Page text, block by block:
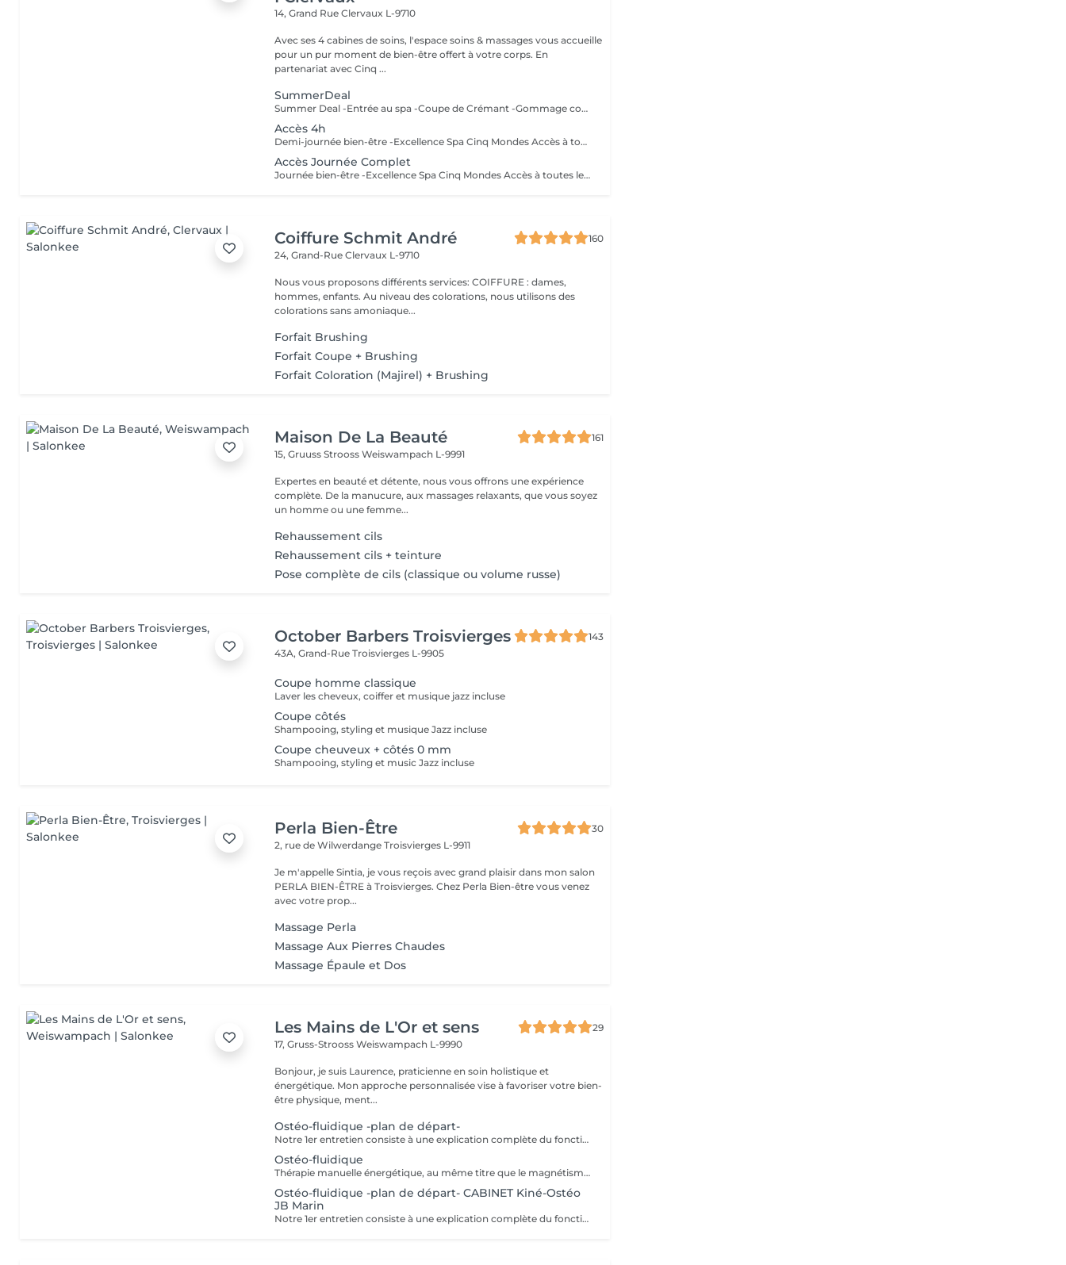
14, Grand RueClervaux L-9710
Avec ses 4 cabines de soins, l'espace soins & massages vous accueille
pour un pur moment de bien-être offert à votre corps. En
partenariat avec Cinq ...
SummerDeal
Summer Deal -Entrée au spa -Coupe de Crémant -Gommage complet du corps (30') -Massage du dos (20') Valable cet été jusqu'au 24/08/26 La durée de la prestation (60min) inclut l'installation et le temps de relaxation intégré à nos soins (10min).
Accès 4h
Demi-journée bien-être -Excellence Spa Cinq Mondes Accès à toutes les installations : Piscine et Bain à Bulles, Sauna Finlandais, Hammam, Grotte Saline, Luminothérapie, Douche Tropicale, Espace Détente et Salle de Fitness. *Enfants autorisés à la piscine et au bain à bulles jusqu'à 12h00 *Monde du sauna naturiste (serviette autorisée), interdit aux moins de 14 ans *Maillot de bain obligatoire dans l'espace piscine et bain à bulles *Peignoir, serviette et chaussons à apporter ou disponibles à la location (15 € / personne)
Accès Journée Complet
Journée bien-être -Excellence Spa Cinq Mondes Accès à toutes les installations : Piscine et Bain à Bulles, Sauna Finlandais, Hammam, Grotte Saline, Luminothérapie, Douche Tropicale, Espace Détente et Salle de Fitness. *Enfants autorisés à la piscine et au bain à bulles jusqu'à 12h00 *Monde du sauna naturiste (serviette autorisée), interdit aux moins de 14 ans *Maillot de bain obligatoire dans l'espace piscine et bain à bulles *Peignoir, serviette et chaussons à apporter ou disponibles à la location (15 € / personne)
Coiffure Schmit André
160
24, Grand-RueClervaux L-9710
Nous vous proposons différents services: COIFFURE : dames,
hommes, enfants. Au niveau des colorations, nous utilisons des
colorations sans amoniaque...
Forfait Brushing
Forfait Coupe + Brushing
Forfait Coloration (Majirel) + Brushing
Maison De La Beauté
161
15, Gruuss StroossWeiswampach L-9991
Expertes en beauté et détente, nous vous offrons une expérience
complète. De la manucure, aux massages relaxants, que vous soyez
un homme ou une femme...
Rehaussement cils
Rehaussement cils + teinture
Pose complète de cils (classique ou volume russe)
October Barbers Troisvierges
143
43A, Grand-RueTroisvierges L-9905
Coupe homme classique
Laver les cheveux, coiffer et musique jazz incluse
Coupe côtés
Shampooing, styling et musique Jazz incluse
Coupe cheuveux + côtés 0 mm
Shampooing, styling et music Jazz incluse
Perla Bien-Être
30
2, rue de WilwerdangeTroisvierges L-9911
Je m'appelle Sintia, je vous reçois avec grand plaisir dans mon salon
PERLA BIEN-ÊTRE à Troisvierges. Chez Perla Bien-être vous venez
avec votre prop...
Massage Perla
Massage Aux Pierres Chaudes
Massage Épaule et Dos
Les Mains de L'Or et sens
29
17, Gruss-StroossWeiswampach L-9990
Bonjour, je suis Laurence, praticienne en soin holistique et
énergétique. Mon approche personnalisée vise à favoriser votre bien-
être physique, ment...
Ostéo-fluidique -plan de départ-
Notre 1er entretien consiste à une explication complète du fonctionne de l'Ostéofluidique ainsi que de voir notre plan d'action et le nombre de séance à fixer selon votre problématique.
Ostéo-fluidique
Thérapie manuelle énergétique, au même titre que le magnétisme, à la différence que celui-ci permet un décodage biologique et permet la libération émotionnelle. L'ostéofluidique permet de travailler directement sur l'énergie des os, articulations, organes, glandes et de tous les systèmes énergétiques du corps, sans aucune manipulation ni cracking. Mon travail consiste à mettre en lumière ces blocages et de les libérer. À la rencontre des maux et mots. - douleurs. - traumas. - blocages physiques et émotionnels. -
Ostéo-fluidique -plan de départ- CABINET Kiné-Ostéo
JB Marin
Notre 1er entretien consiste à une explication complète du fonctionne de l'Ostéofluidique ainsi que de voir notre plan d'action et le nombre de séance à fixer selon votre problématique.